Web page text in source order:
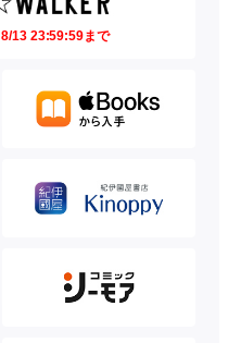
8/13 23:59:59まで